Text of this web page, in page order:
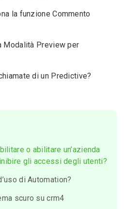
la funzione Commento
Modalità Preview per
di un Predictive?
o abilitare un’azienda
gli accessi degli utenti?
di Automation?
scuro su crm4